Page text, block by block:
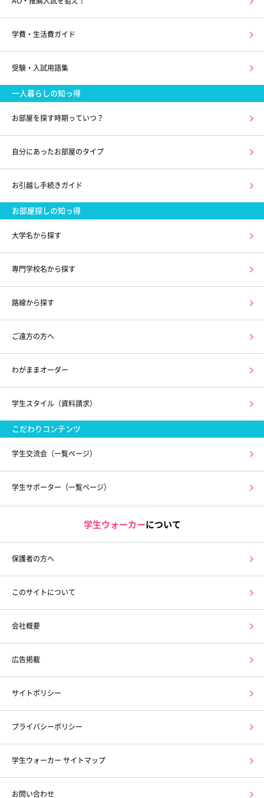
学費・生活費ガイド
受験・入試用語集
一人暮らしの知っ得
お部屋を探す時期っていつ？
自分にあったお部屋のタイプ
お引越し手続きガイド
お部屋探しの知っ得
大学名から探す
専門学校名から探す
路線から探す
ご遠方の方へ
わがままオーダー
学生スタイル（資料請求）
こだわりコンテンツ
学生交流会（一覧ページ）
学生サポーター（一覧ページ）
学生ウォーカーについて
保護者の方へ
このサイトについて
会社概要
広告掲載
サイトポリシー
プライバシーポリシー
学生ウォーカー サイトマップ
お問い合わせ